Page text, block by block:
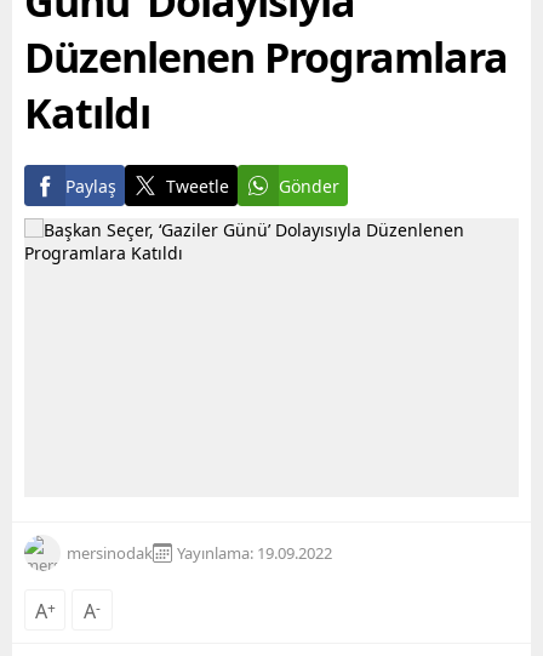
Düzenlenen Programlara
Katıldı
Paylaş Tweetle Gönder
mersinodak Yayınlama: 19.09.2022
A+ A-